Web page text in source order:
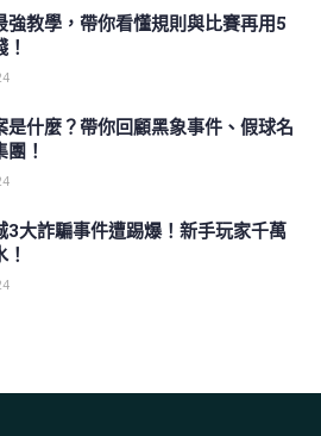
強教學，帶你看懂規則與比賽再用5
是什麼？帶你回顧黑象事件、假球名
！
3大詐騙事件遭踢爆！新手玩家千萬